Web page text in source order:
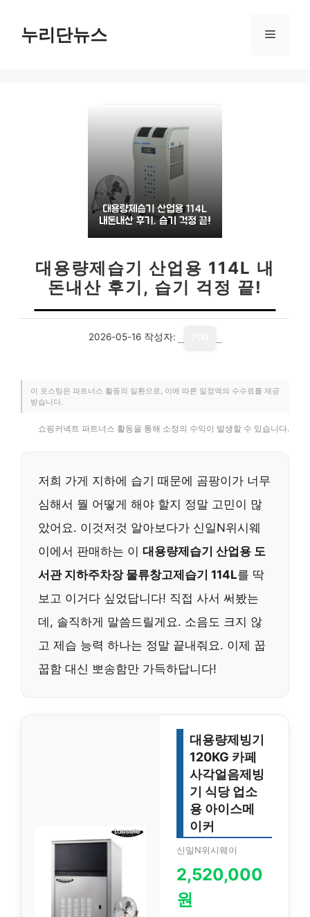
누리단뉴스 메
대용량제습기 산업용 114L 내
돈내산 후기, 습기 걱정 끝!
2026-05-16 작성자:
이 포스팅은 파트너스 활동의 일환으로, 이에 따른 일정액의 수수료를 제공
받습니다.
쇼핑커넥트 파트너스 활동을 통해 소정의 수익이 발생할 수 있습니다.
저희 가게 지하에 습기 때문에 곰팡이가 너무
심해서 뭘 어떻게 해야 할지 정말 고민이 많
았어요. 이것저것 알아보다가 신일N위시웨
이에서 판매하는 이 대용량제습기 산업용 도
서관 지하주차장 물류창고제습기 114L를 딱
보고 이거다 싶었답니다! 직접 사서 써봤는
데, 솔직하게 말씀드릴게요. 소음도 크지 않
고 제습 능력 하나는 정말 끝내줘요. 이제 꿉
꿉함 대신 뽀송함만 가득하답니다!
대용량제빙기
120KG 카페
사각얼음제빙
기 식당 업소
용 아이스메
이커
신일N위시웨이
2,520,000
원